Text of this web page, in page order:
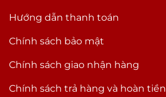
Hướng dẫn thanh toán
Chính sách bảo mật
Chính sách giao nhận hàng
Chính sách trả hàng và hoàn tiền